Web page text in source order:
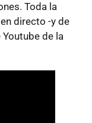
Toda la
directo -y de
de la